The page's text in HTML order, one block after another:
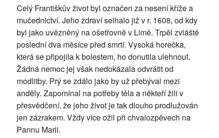
Celý Františkův život byl označen za nesení kříže a
mučednictví. Jeho zdraví selhalo již v r. 1608, od kdy
byl jako uvězněný na ošetřovně v Limě. Trpěl zvláště
poslední dva měsíce před smrtí. Vysoká horečka,
která se připojila k bolestem, ho donutila ulehnout.
Žádná nemoc jej však nedokázala odvrátit od
modlitby. Prý se zdálo jako by už přebýval mezi
anděly. Zapomínal na potřeby těla a někteří žili v
přesvědčení, že jeho život je tak dlouho prodlužován
jen zázrakem. Vždy více ožil při chvalozpěvech na
Pannu Marii.